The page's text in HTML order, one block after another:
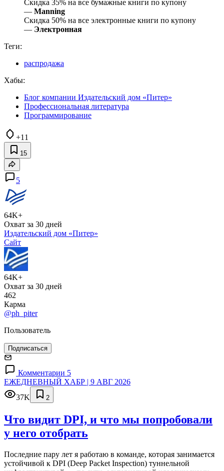
Скидка 35% на все бумажные книги по купону
— Manning
Скидка 50% на все электронные книги по купону
— Электронная
Теги:
распродажа
Хабы:
Блог компании Издательский дом «Питер»
Профессиональная литература
Программирование
+11
15
5
64K+
Охват за 30 дней
Издательский дом «Питер»
Сайт
64K+
Охват за 30 дней
462
Карма
@ph_piter
Пользователь
Подписаться
Комментарии 5
ЕЖЕДНЕВНЫЙ ХАБР | 9 АВГ 2026
37K
2
Что видит DPI, и что мы попробовали
у него отобрать
Последние пару лет я работаю в команде, которая занимается
устойчивой к DPI (Deep Packet Inspection) туннельной